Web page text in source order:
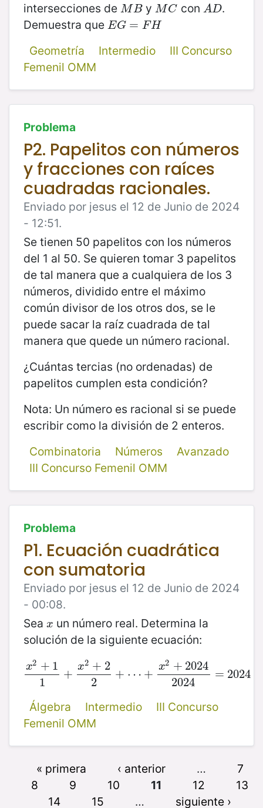
intersecciones de MB
MB yMC
MC con AD
AD .
Demuestra que EG = FH
EG= FH
Geometría
Intermedio
III Concurso
Femenil OMM
Problema
P2. Papelitos con números
y fracciones con raíces
cuadradas racionales.
Enviado por jesus el 12 de Junio de 2024
- 12:51.
Se tienen 50 papelitos con los números
del 1 al 50. Se quieren tomar 3 papelitos
de tal manera que a cualquiera de los 3
números, dividido entre el máximo
común divisor de los otros dos, se le
puede sacar la raíz cuadrada de tal
manera que quede un número racional.
¿Cuántas tercias (no ordenadas) de
papelitos cumplen esta condición?
Nota: Un número es racional si se puede
escribir como la división de 2 enteros.
Combinatoria
Números
Avanzado
III Concurso Femenil OMM
Problema
P1. Ecuación cuadrática
con sumatoria
Enviado por jesus el 12 de Junio de 2024
- 00:08.
Sea x
x un número real. Determina la
solución de la siguiente ecuación:
x2 + 1
1
+
x2 + 2
2
+ ⋯ +
x2 + 2024
2024
= 2024
x2+11 +x 2+22+ ⋯+ x 2 +20242024= 2024
Álgebra Intermedio
III Concurso
Femenil OMM
« primera ‹ anterior …
7
8
9 10 11 12
13
14
15 … siguiente ›